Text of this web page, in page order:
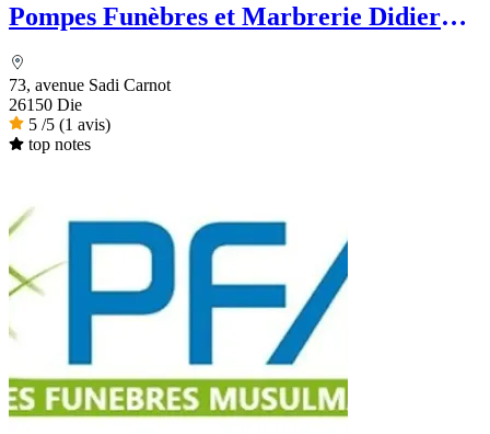
Pompes Funèbres et Marbrerie Didier
73, avenue Sadi Carnot
26150 Die
5 /5 (1 avis)
top notes